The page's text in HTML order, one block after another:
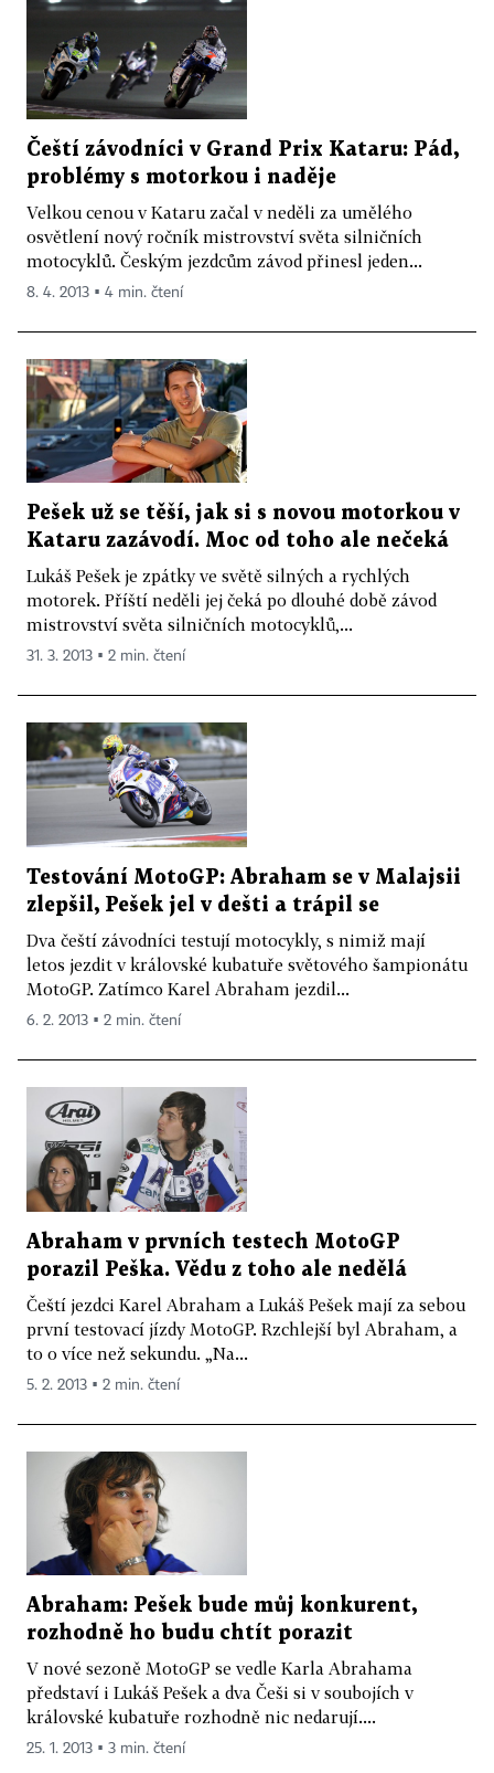
Čeští závodníci v Grand Prix Kataru: Pád,
problémy s motorkou i naděje
Velkou cenou v Kataru začal v neděli za umělého
osvětlení nový ročník mistrovství světa silničních
motocyklů. Českým jezdcům závod přinesl jeden...
8. 4. 2013 ▪ 4 min. čtení
Pešek už se těší, jak si s novou motorkou v
Kataru zazávodí. Moc od toho ale nečeká
Lukáš Pešek je zpátky ve světě silných a rychlých
motorek. Příští neděli jej čeká po dlouhé době závod
mistrovství světa silničních motocyklů,...
31. 3. 2013 ▪ 2 min. čtení
Testování MotoGP: Abraham se v Malajsii
zlepšil, Pešek jel v dešti a trápil se
Dva čeští závodníci testují motocykly, s nimiž mají
letos jezdit v královské kubatuře světového šampionátu
MotoGP. Zatímco Karel Abraham jezdil...
6. 2. 2013 ▪ 2 min. čtení
Abraham v prvních testech MotoGP
porazil Peška. Vědu z toho ale nedělá
Čeští jezdci Karel Abraham a Lukáš Pešek mají za sebou
první testovací jízdy MotoGP. Rzchlejší byl Abraham, a
to o více než sekundu. „Na...
5. 2. 2013 ▪ 2 min. čtení
Abraham: Pešek bude můj konkurent,
rozhodně ho budu chtít porazit
V nové sezoně MotoGP se vedle Karla Abrahama
představí i Lukáš Pešek a dva Češi si v soubojích v
královské kubatuře rozhodně nic nedarují....
25. 1. 2013 ▪ 3 min. čtení